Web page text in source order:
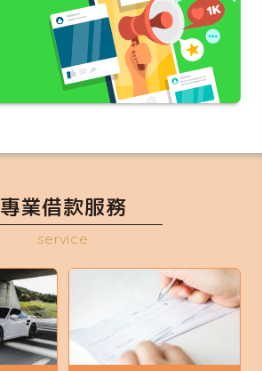
專業借款服務
service